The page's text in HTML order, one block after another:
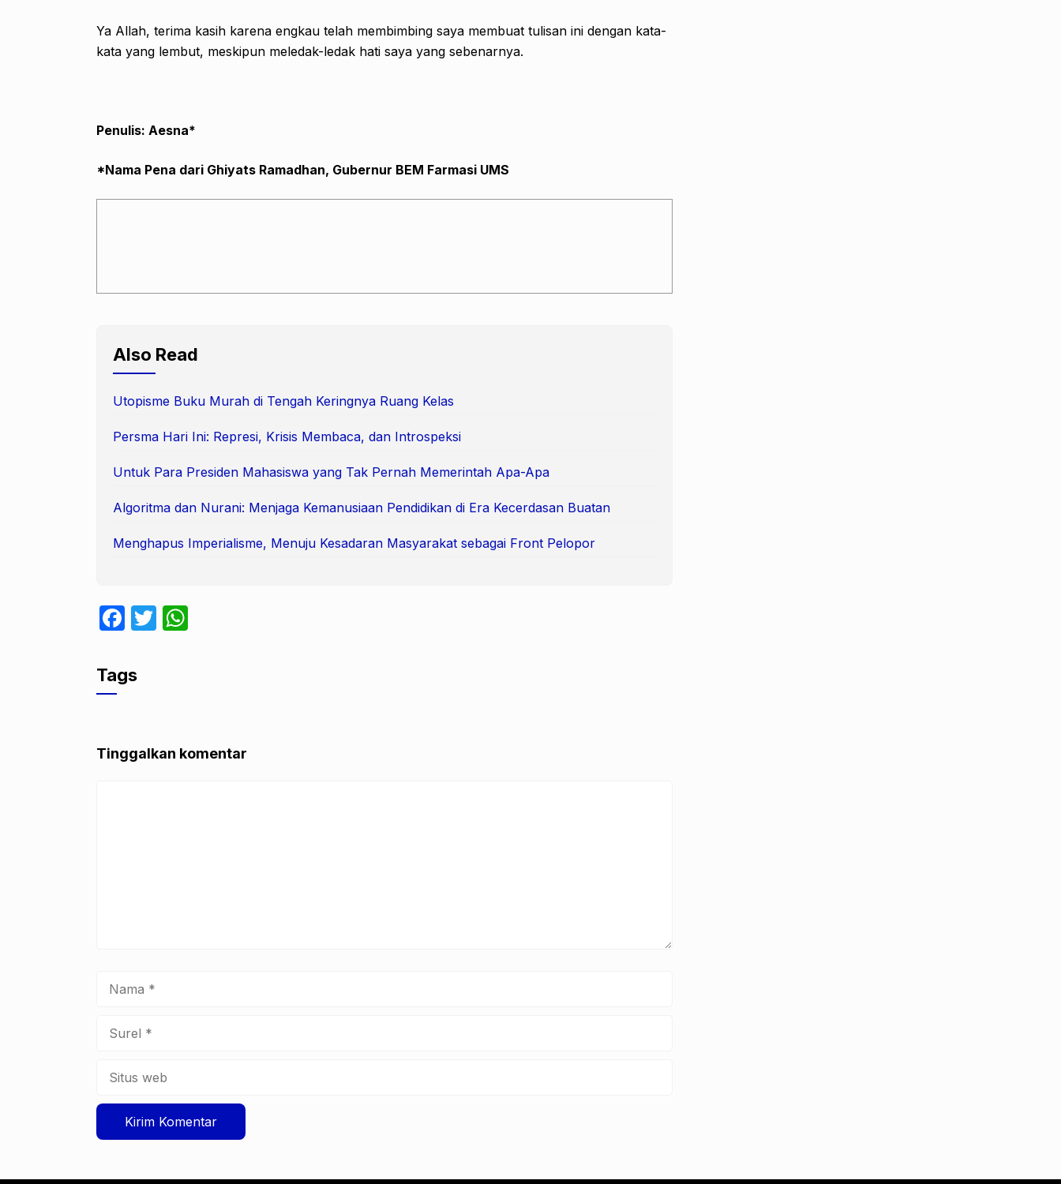
Ya Allah, terima kasih karena engkau telah membimbing saya membuat tulisan ini dengan kata-
kata yang lembut, meskipun meledak-ledak hati saya yang sebenarnya.
Penulis: Aesna*
*Nama Pena dari Ghiyats Ramadhan, Gubernur BEM Farmasi UMS
Also Read
Utopisme Buku Murah di Tengah Keringnya Ruang Kelas
Persma Hari Ini: Represi, Krisis Membaca, dan Introspeksi
Untuk Para Presiden Mahasiswa yang Tak Pernah Memerintah Apa-Apa
Algoritma dan Nurani: Menjaga Kemanusiaan Pendidikan di Era Kecerdasan Buatan
Menghapus Imperialisme, Menuju Kesadaran Masyarakat sebagai Front Pelopor
F
c
e
o
o
T
p
p
Tags
Tinggalkan komentar